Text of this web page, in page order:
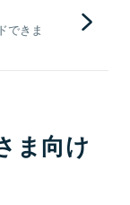
できま
ま向け